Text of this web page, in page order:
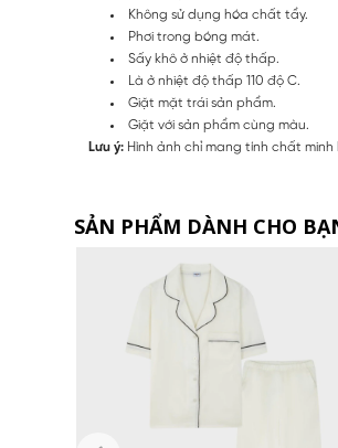
Không sử dụng hóa chất tẩy.
Phơi trong bóng mát.
Sấy khô ở nhiệt độ thấp.
Là ở nhiệt độ thấp 110 độ C.
Giặt mặt trái sản phẩm.
Giặt với sản phẩm cùng màu.
Lưu ý: Hình ảnh chỉ mang tính chất
SẢN PHẨM DÀNH CHO